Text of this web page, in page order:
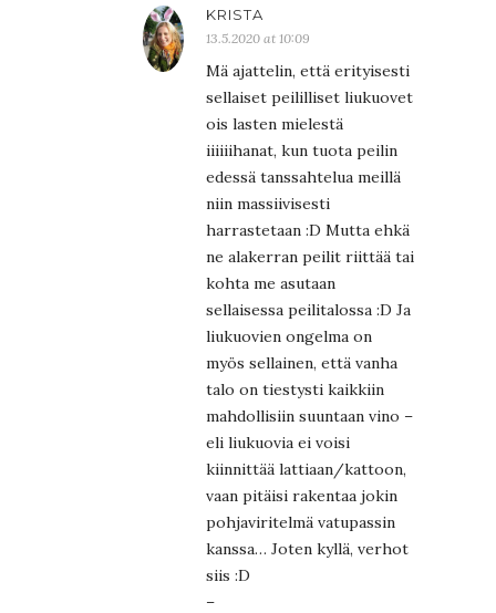
KRISTA
13.5.2020 at 10:09
Mä ajattelin, että erityisesti
sellaiset peililliset liukuovet
ois lasten mielestä
iiiiiihanat, kun tuota peilin
edessä tanssahtelua meillä
niin massiivisesti
harrastetaan :D Mutta ehkä
ne alakerran peilit riittää tai
kohta me asutaan
sellaisessa peilitalossa :D Ja
liukuovien ongelma on
myös sellainen, että vanha
talo on tiestysti kaikkiin
mahdollisiin suuntaan vino –
eli liukuovia ei voisi
kiinnittää lattiaan/kattoon,
vaan pitäisi rakentaa jokin
pohjaviritelmä vatupassin
kanssa… Joten kyllä, verhot
siis :D
–